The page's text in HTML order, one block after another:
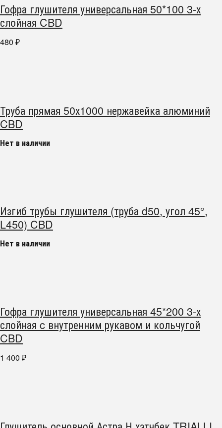
Гофра глушителя универсальная 50*100 3-х
слойная CBD
480 ₽
Труба прямая 50х1000 нержавейка алюминий
CBD
Нет в наличии
Изгиб трубы глушителя (труба d50, угол 45°,
L450) CBD
Нет в наличии
Гофра глушителя универсальная 45*200 3-х
слойная c внутренним рукавом и кольчугой
CBD
1 400 ₽